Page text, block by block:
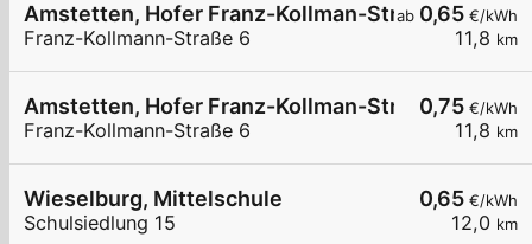
ab 0,65 €/kWh
11,8 km
Amstetten, Hofer Franz-Kollman-Str.
Franz-Kollmann-Straße 6
0,75 €/kWh
11,8 km
Amstetten, Hofer Franz-Kollman-Str.
Franz-Kollmann-Straße 6
0,65 €/kWh
12,0 km
Wieselburg, Mittelschule
Schulsiedlung 15